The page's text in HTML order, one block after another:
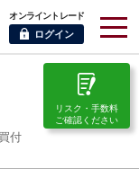
オンライントレード
ログイン
リスク・手数料
ご確認ください
付